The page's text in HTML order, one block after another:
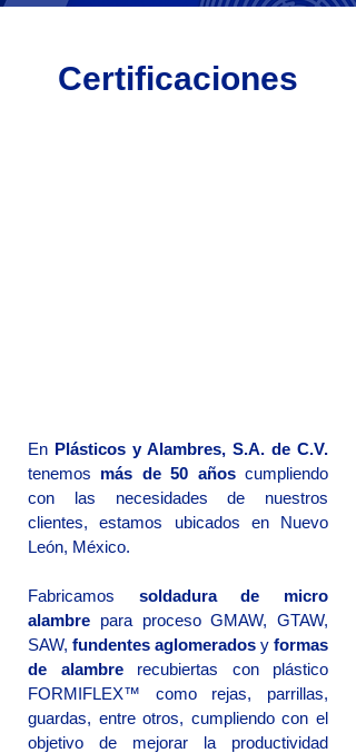
Certificaciones
En Plásticos y Alambres, S.A. de C.V.
tenemos más de 50 añoscumpliendo
con las necesidades de nuestros
clientes, estamos ubicados en Nuevo
León, México.
Fabricamos soldadura de micro
alambre para proceso GMAW, GTAW,
SAW, fundentes aglomerados y formas
de alambrerecubiertas con plástico
FORMIFLEX™ como rejas, parrillas,
guardas, entre otros, cumpliendo con el
objetivo de mejorar la productividad